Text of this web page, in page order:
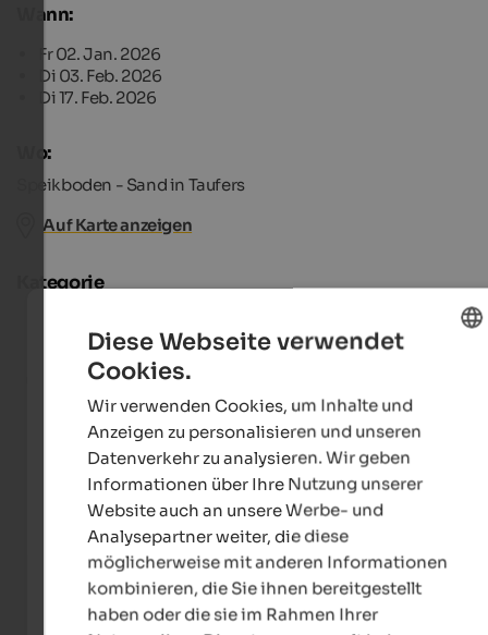
Wann:
Fr 02. Jan. 2026
Di 03. Feb. 2026
Di 17. Feb. 2026
Wo:
Speikboden - Sand in Taufers
Auf Karte anzeigen
Kategorie
Sport
GERMAN
Diese Webseite verwendet
Cookies.
Wir verwenden Cookies, um Inhalte und
Anzeigen zu personalisieren und unseren
Datenverkehr zu analysieren. Wir geben
Informationen über Ihre Nutzung unserer
Website auch an unsere Werbe- und
Analysepartner weiter, die diese
möglicherweise mit anderen Informationen
kombinieren, die Sie ihnen bereitgestellt
haben oder die sie im Rahmen Ihrer